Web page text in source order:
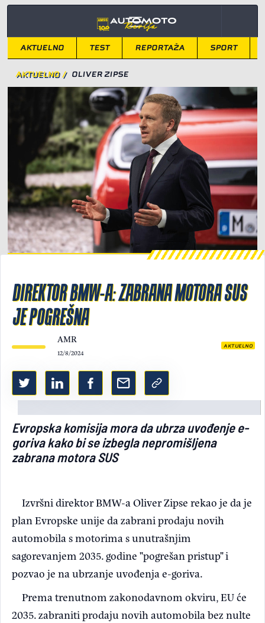
Light/Dark mode
AKTUELNO TEST REPORTAŽA SPORT
AKTUELNO / OLIVER ZIPSE
DIREKTOR BMW-A: ZABRANA MOTORA SUS
JE POGREŠNA
AMR
12/8/2024
AKTUELNO
Evropska komisija mora da ubrza uvođenje e-
goriva kako bi se izbegla nepromišljena
zabrana motora SUS
Izvršni direktor BMW-a Oliver Zipse rekao je da je
plan Evropske unije da zabrani prodaju novih
automobila s motorima s unutrašnjim
sagorevanjem 2035. godine "pogrešan pristup" i
pozvao je na ubrzanje uvođenja e-goriva.
Prema trenutnom zakonodavnom okviru, EU će
2035. zabraniti prodaju novih automobila bez nulte